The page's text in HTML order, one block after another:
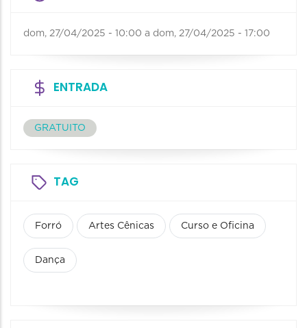
dom, 27/04/2025 - 10:00 a dom, 27/04/2025 - 17:00
ENTRADA
GRATUITO
TAG
Forró Artes Cênicas Curso e Oficina
Dança